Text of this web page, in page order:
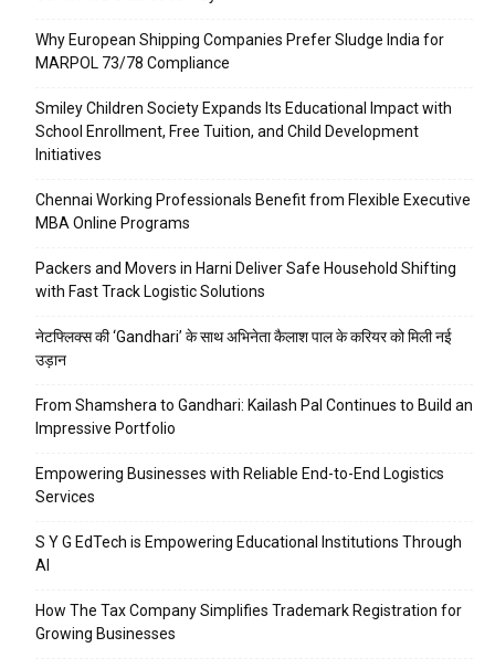
Why European Shipping Companies Prefer Sludge India for
MARPOL 73/78 Compliance
Smiley Children Society Expands Its Educational Impact with
School Enrollment, Free Tuition, and Child Development
Initiatives
Chennai Working Professionals Benefit from Flexible Executive
MBA Online Programs
Packers and Movers in Harni Deliver Safe Household Shifting
with Fast Track Logistic Solutions
नेटफ्लिक्स की ‘Gandhari’ के साथ अभिनेता कैलाश पाल के करियर को मिली नई
उड़ान
From Shamshera to Gandhari: Kailash Pal Continues to Build an
Impressive Portfolio
Empowering Businesses with Reliable End-to-End Logistics
Services
S Y G EdTech is Empowering Educational Institutions Through
AI
How The Tax Company Simplifies Trademark Registration for
Growing Businesses